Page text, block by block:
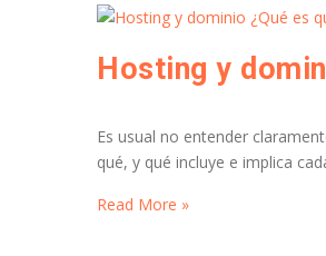
Hosting y
Es usual no entender
qué, y qué incluye e implica
Read More »